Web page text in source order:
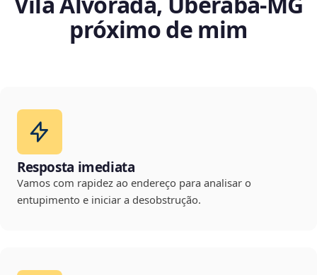
próximo de mim
Resposta imediata
Vamos com rapidez ao endereço para analisar o
entupimento e iniciar a desobstrução.